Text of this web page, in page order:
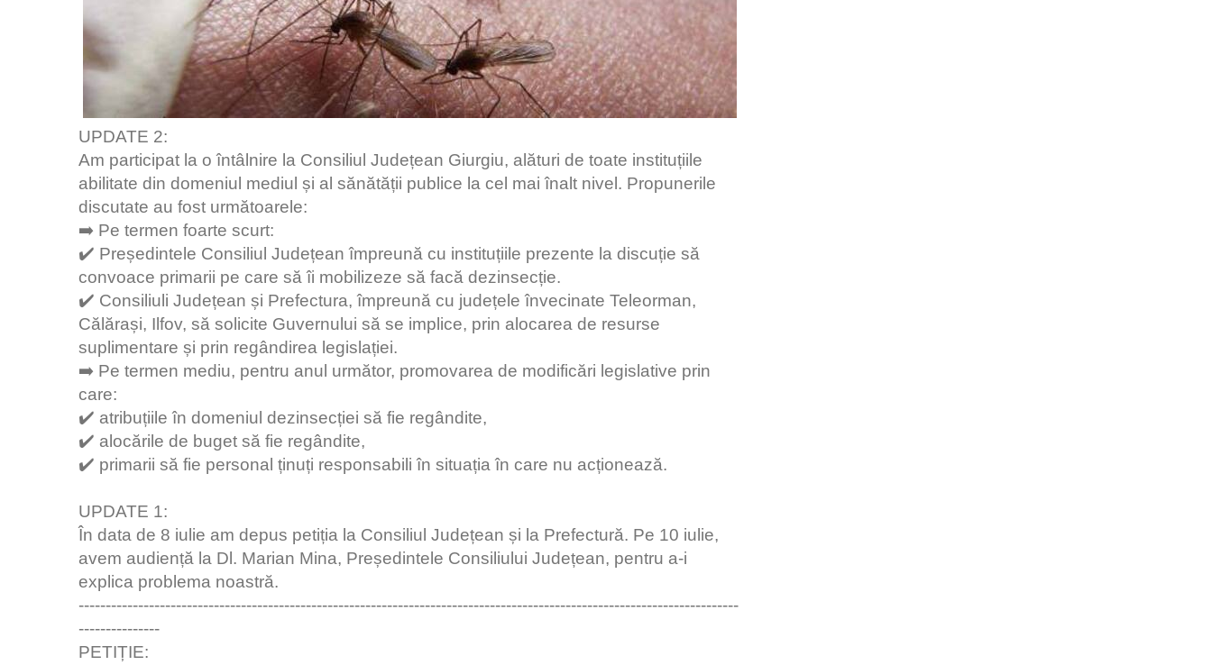
UPDATE 2:
Am participat la o întâlnire la Consiliul Județean Giurgiu, alături de toate instituțiile
abilitate din domeniul mediul și al sănătății publice la cel mai înalt nivel. Propunerile
discutate au fost următoarele:
➡️ Pe termen foarte scurt:
✔️ Președintele Consiliul Județean împreună cu instituțiile prezente la discuție să
convoace primarii pe care să îi mobilizeze să facă dezinsecție.
✔️ Consiliuli Județean și Prefectura, împreună cu județele învecinate Teleorman,
Călărași, Ilfov, să solicite Guvernului să se implice, prin alocarea de resurse
suplimentare și prin regândirea legislației.
➡️ Pe termen mediu, pentru anul următor, promovarea de modificări legislative prin
care:
✔️ atribuțiile în domeniul dezinsecției să fie regândite,
✔️ alocările de buget să fie regândite,
✔️ primarii să fie personal ținuți responsabili în situația în care nu acționează.
UPDATE 1:
În data de 8 iulie am depus petiția la Consiliul Județean și la Prefectură. Pe 10 iulie,
avem audiență la Dl. Marian Mina, Președintele Consiliului Județean, pentru a-i
explica problema noastră.
--------------------------------------------------------------------------------------------------------------------------
---------------
PETIȚIE: